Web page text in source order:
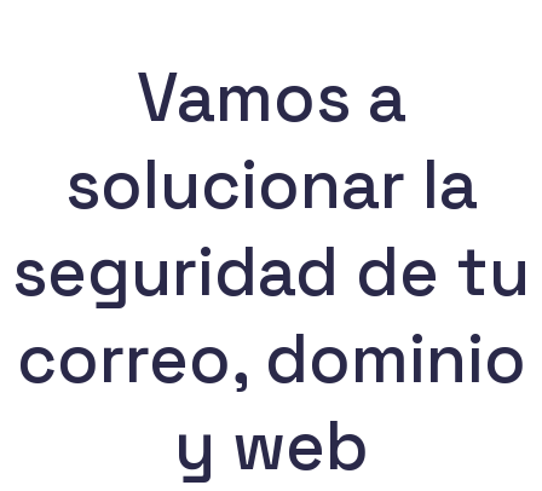
Vamos a
solucionar la
seguridad de tu
correo, dominio
y web